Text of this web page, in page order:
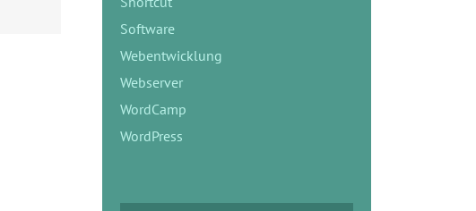
Software
Webentwicklung
Webserver
WordCamp
WordPress